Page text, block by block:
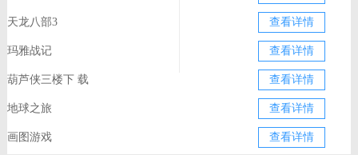
天龙八部3 查看详情
玛雅战记 查看详情
葫芦侠三楼下 载 查看详情
地球之旅 查看详情
画图游戏 查看详情